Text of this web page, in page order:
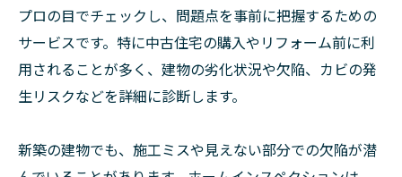
プロの目でチェックし、問題点を事前に把握するための
サービスです。特に中古住宅の購入やリフォーム前に利
用されることが多く、建物の劣化状況や欠陥、カビの発
生リスクなどを詳細に診断します。
新築の建物でも、施工ミスや見えない部分での欠陥が潜